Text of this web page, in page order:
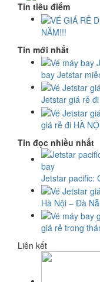
Tin tiêu điểm
NĂM!!!
Tin mới nhất
bay Jetstar
Jetstar giá rẻ
giá rẻ đi HÀ
Tin đọc nhiều nhất
Jetstar pacific:
Hà Nội – Đà
giá rẻ trong
Liên kết